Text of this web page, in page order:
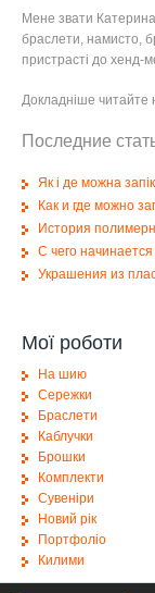
Мене звати Катерина
браслети, намисто,
пристрасті до хенд-
Докладніше читайте
Последние
Як і де можна
Как и где можно
История
С чего
Украшения из
Мої роботи
На шию
Сережки
Браслети
Каблучки
Брошки
Комплекти
Сувеніри
Новий рік
Портфоліо
Килими